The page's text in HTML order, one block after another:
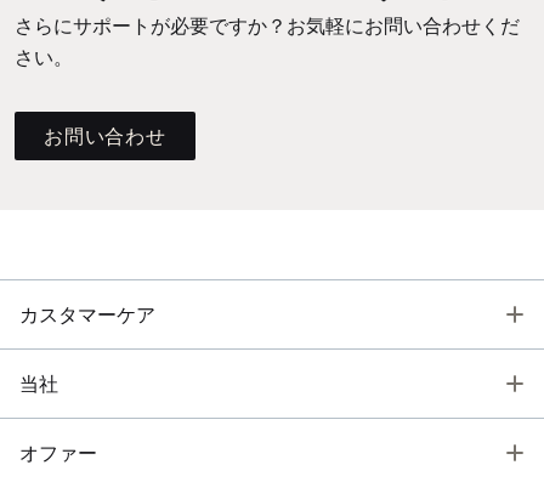
さらにサポートが必要ですか？お気軽にお問い合わせくだ
さい。
お問い合わせ
カスタマーケア
当社
オファー